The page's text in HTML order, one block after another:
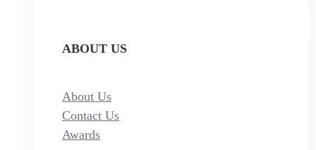
ABOUT US
About Us
Contact Us
Awards